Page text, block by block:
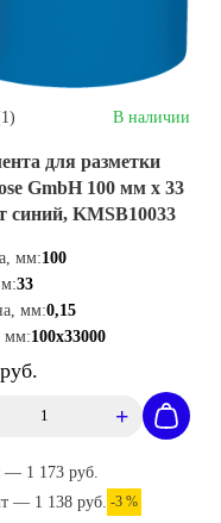
В наличии
для разметки
GmbH 100 мм х 33
синий, KMSB10033
мм:100
33
мм:0,15
мм:100х33000
+
— 1 173 руб.
— 1 138 руб. -3 %